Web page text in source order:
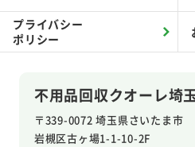
不用品回収クオーレ埼
〒339-0072 埼玉県さいたま市
岩槻区古ヶ場1-1-10-2F
プライバシー
ポリシー